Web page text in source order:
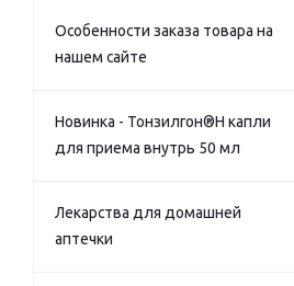
Особенности заказа товара на
нашем сайте
Новинка - Тонзилгон®Н капли
для приема внутрь 50 мл
Лекарства для домашней
аптечки